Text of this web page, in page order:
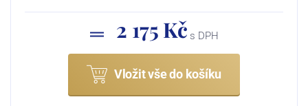
2 175 Kč s DPH
Vložit vše do košíku